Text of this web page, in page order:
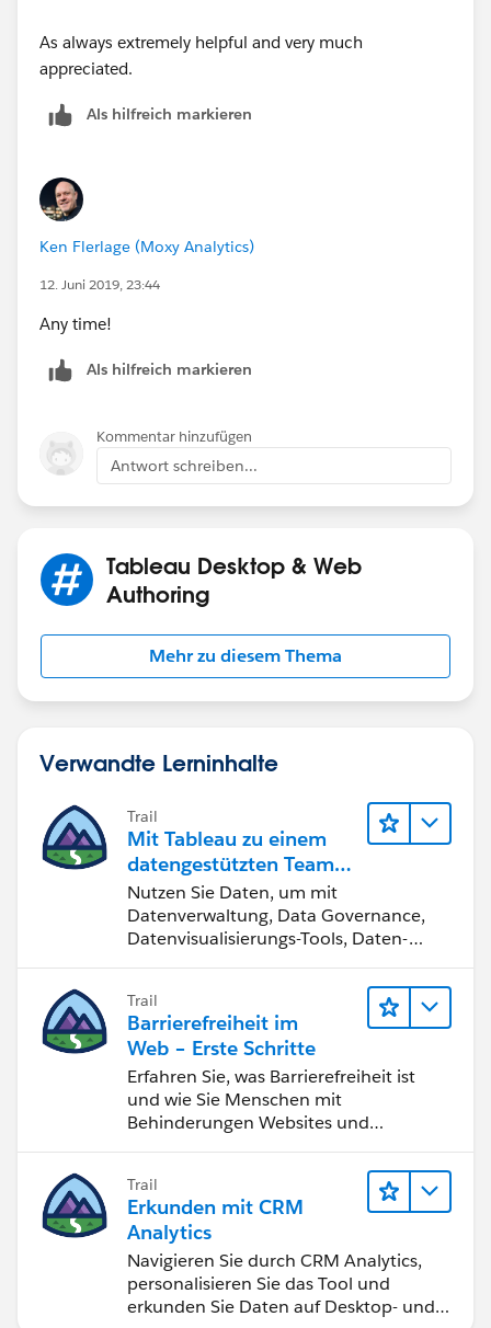
As always extremely helpful and very much
appreciated.
Als hilfreich markieren
Ken Flerlage (Moxy Analytics)
12. Juni 2019, 23:44
Any time!
Als hilfreich markieren
Kommentar hinzufügen
Antwort schreiben...
Tableau Desktop & Web
Authoring
Mehr zu diesem Thema
Verwandte Lerninhalte
Trail
Mit Tableau zu einem
datengestützten Team
werden
Nutzen Sie Daten, um mit
Datenverwaltung, Data Governance,
Datenvisualisierungs-Tools, Daten-
bessere Geschäftsergebnisse zu
erzielen.
Trail
Barrierefreiheit im
Web – Erste Schritte
Erfahren Sie, was Barrierefreiheit ist
und wie Sie Menschen mit
Behinderungen Websites und
Trail
Erkunden mit CRM
Analytics
Navigieren Sie durch CRM Analytics,
personalisieren Sie das Tool und
erkunden Sie Daten auf Desktop- und